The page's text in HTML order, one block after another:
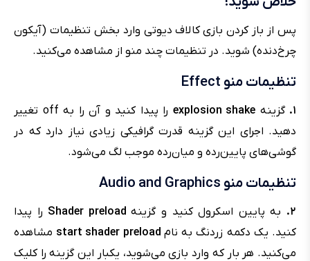
پس از باز کردن بازی کالاف دیوتی وارد بخش تنظیمات (آیکون
چرخ‌دنده) شوید. در تنظیمات چند منو از مشاهده می‌کنید.
تنظیمات منو Effect
۱. گزینه explosion shake
را پیدا کنید و آن را به off تغییر
دهید. اجرای این گزینه قدرت گرافیکی زیادی نیاز دارد که در
گوشی‌های پایین‌رده و میان‌رده موجب لگ می‌شود.
تنظیمات منو Audio and Graphics
۲. به پایین اسکرول کنید و گزینهShader preload
را پیدا
کنید. یک دکمه زردنگ به نام
مشاهده
می‌کنید. هر بار که وارد بازی می‌شوید، یکبار این گزینه را کلیک